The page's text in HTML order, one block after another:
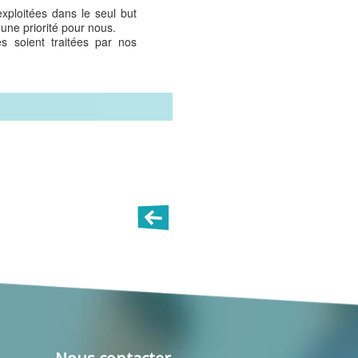
dans le seul but
priorité pour nous.
soient traitées par nos